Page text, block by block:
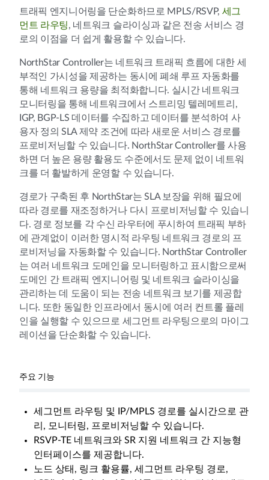
트래픽 엔지니어링을 단순화하므로 MPLS/RSVP, 세그
먼트 라우팅, 네트워크 슬라이싱과 같은 전송 서비스 경
로의 이점을 더 쉽게 활용할 수 있습니다.
NorthStar Controller는 네트워크 트래픽 흐름에 대한 세
부적인 가시성을 제공하는 동시에 폐쇄 루프 자동화를
통해 네트워크 용량을 최적화합니다. 실시간 네트워크
모니터링을 통해 네트워크에서 스트리밍 텔레메트리,
IGP, BGP-LS 데이터를 수집하고 데이터를 분석하여 사
용자 정의 SLA 제약 조건에 따라 새로운 서비스 경로를
프로비저닝할 수 있습니다. NorthStar Controller를 사용
하면 더 높은 용량 활용도 수준에서도 문제 없이 네트워
크를 더 활발하게 운영할 수 있습니다.
경로가 구축된 후 NorthStar는 SLA 보장을 위해 필요에
따라 경로를 재조정하거나 다시 프로비저닝할 수 있습니
다. 경로 정보를 각 수신 라우터에 푸시하여 트래픽 부하
에 관계없이 이러한 명시적 라우팅 네트워크 경로의 프
로비저닝을 자동화할 수 있습니다. NorthStar Controller
는 여러 네트워크 도메인을 모니터링하고 표시함으로써
도메인 간 트래픽 엔지니어링 및 네트워크 슬라이싱을
관리하는 데 도움이 되는 전송 네트워크 보기를 제공합
니다. 또한 동일한 인프라에서 동시에 여러 컨트롤 플레
인을 실행할 수 있으므로 세그먼트 라우팅으로의 마이그
레이션을 단순화할 수 있습니다.
주요 기능
세그먼트 라우팅 및 IP/MPLS 경로를 실시간으로 관
리, 모니터링, 프로비저닝할 수 있습니다.
RSVP-TE 네트워크와 SR 지원 네트워크 간 지능형
인터페이스를 제공합니다.
노드 상태, 링크 활용률, 세그먼트 라우팅 경로,